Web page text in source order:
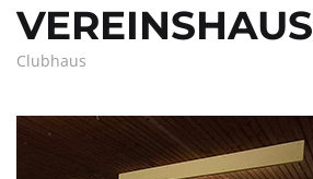
VEREINSHAUS
Clubhaus